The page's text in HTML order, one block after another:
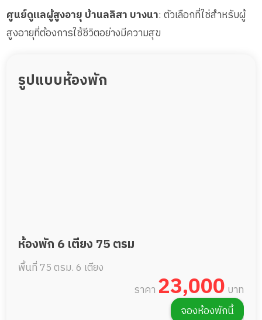
ศูนย์ดูแลผู้สูงอายุ บ้านลลิสา บางนา: ตัวเลือกที่ใช่สำหรับผู้
สูงอายุที่ต้องการใช้ชีวิตอย่างมีความสุข
รูปแบบห้องพัก
ห้องพัก 6 เตียง 75 ตรม
พื้นที่ 75 ตรม.6 เตียง
ราคา 23,000 บาท
จองห้องพักนี้